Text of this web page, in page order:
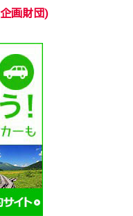
画財団)